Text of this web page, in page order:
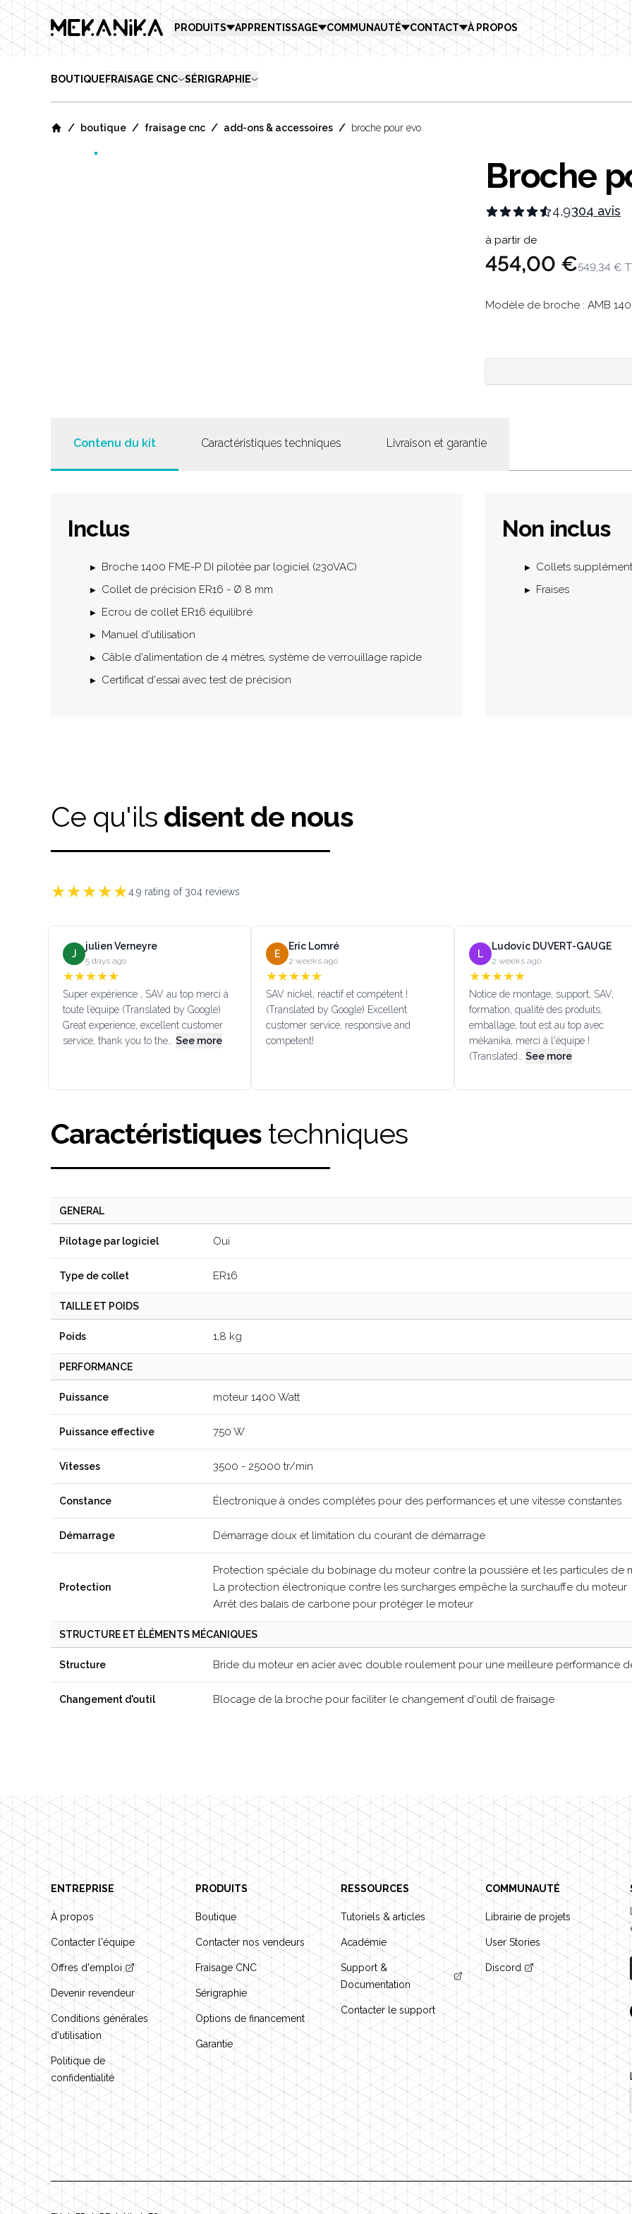
MEKANIKA PRODUITS APPRENTISSAGE COMMUNAUTÉ CONTACT À PROPOS
BOUTIQUE FRAISAGE CNC SÉRIGRAPHIE
/ boutique / fraisage cnc / add-ons & accessoires / broche pour evo
Broche
4,9304 avis
Product
à partir de
454,00 €549,34 €
Description
Modèle de broche : AMB
Contenu du kit Caractéristiques techniques Livraison et garantie
Inclus
Broche 1400 FME-P DI pilotée par logiciel (230VAC)
Collet de précision ER16 - Ø 8 mm
Ecrou de collet ER16 équilibré
Manuel d'utilisation
Câble d'alimentation de 4 mètres, système de verrouillage rapide
Certificat d'essai avec test de précision
Non inclus
Collets
Fraises
Ce qu'ils disent de nous
★★★★★4.9 rating of 304 reviews
J
julien Verneyre
5 days ago
★★★★★
Super expérience , SAV au top merci à
toute l’équipe (Translated by Google)
Great experience, excellent customer
service, thank you to the…
See more
E
Eric Lomré
2 weeks ago
★★★★★
SAV nickel, réactif et compétent !
(Translated by Google) Excellent
customer service, responsive and
competent!
L
Ludovic DUVERT-GAUGE
2 weeks ago
★★★★★
Notice de montage, support, SAV,
formation, qualité des produits,
emballage, tout est au top avec
mékanika, merci à l'équipe !
(Translated…
See more
Caractéristiques techniques
GENERAL
Pilotage par logiciel Oui
Type de collet ER16
TAILLE ET POIDS
Poids 1,8 kg
PERFORMANCE
Puissance moteur 1400 Watt
Puissance effective 750 W
Vitesses 3500 - 25000 tr/min
Constance Électronique à ondes complètes pour des performances et une vitesse constantes.
Démarrage Démarrage doux et limitation du courant de démarrage
Protection
Protection spéciale du bobinage du moteur contre la poussière et les particules de
La protection électronique contre les surcharges empêche la surchauffe du moteur
Arrêt des balais de carbone pour protéger le moteur
STRUCTURE ET ÉLÉMENTS MÉCANIQUES
Structure Bride du moteur en acier avec double roulement pour une meilleure performance
Changement d'outil Blocage de la broche pour faciliter le changement d'outil de fraisage
Footer
ENTREPRISE
À propos
Contacter l'équipe
Offres d'emploi
Devenir revendeur
Conditions générales
d'utilisation
Politique de
confidentialité
PRODUITS
Boutique
Contacter nos vendeurs
Fraisage CNC
Sérigraphie
Options de financement
Garantie
RESSOURCES
Tutoriels & articles
Académie
Support &
Documentation
Contacter le support
COMMUNAUTÉ
Librairie de projets
User Stories
Discord